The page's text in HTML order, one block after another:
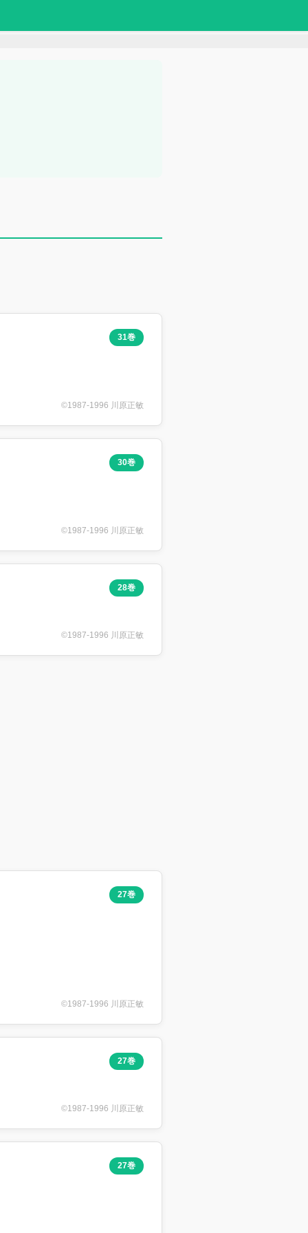
31巻
©1987-1996 川原正敏
30巻
©1987-1996 川原正敏
28巻
©1987-1996 川原正敏
27巻
©1987-1996 川原正敏
27巻
©1987-1996 川原正敏
27巻